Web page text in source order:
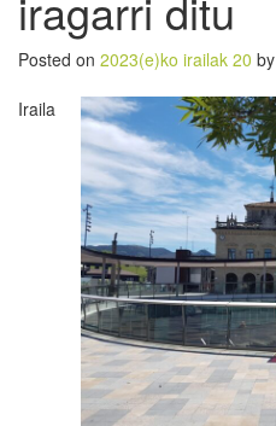
Posted on 2023(e)ko irailak 20 by
Iraila